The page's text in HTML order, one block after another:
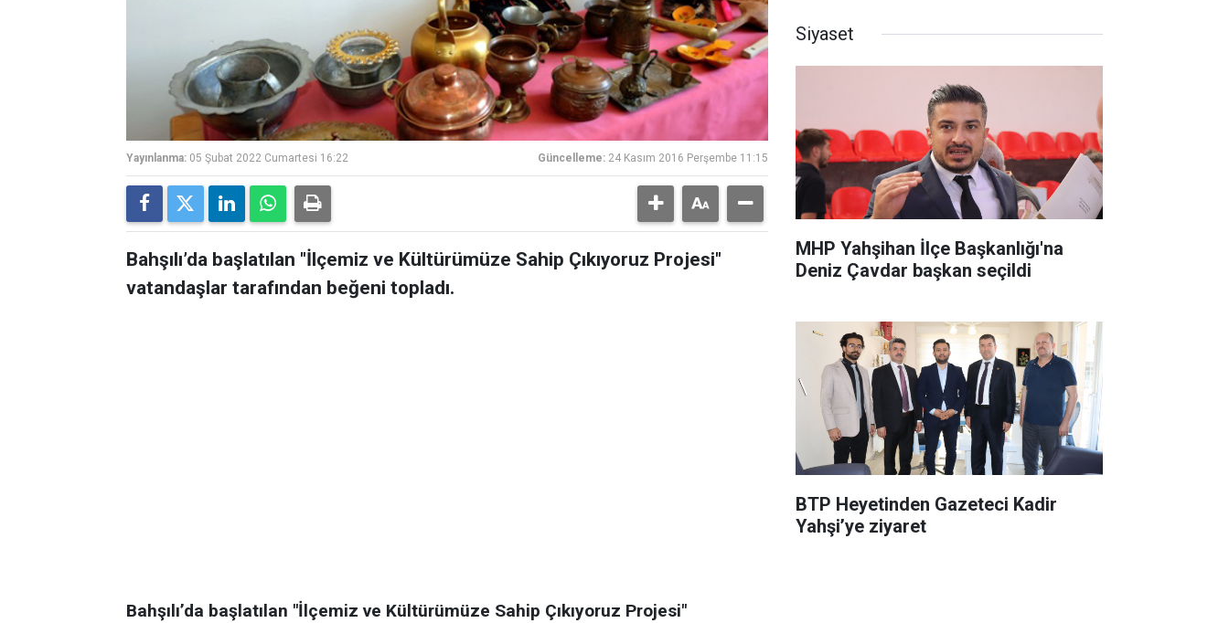
Yayınlanma: 05 Şubat 2022 Cumartesi 16:22 Güncelleme: 24 Kasım 2016 Perşembe 11:15
Bahşılı’da başlatılan "İlçemiz ve Kültürümüze Sahip Çıkıyoruz Projesi"
vatandaşlar tarafından beğeni topladı.
Bahşılı’da başlatılan "İlçemiz ve Kültürümüze Sahip Çıkıyoruz Projesi"
Siyaset
MHP Yahşihan İlçe Başkanlığı'na
Deniz Çavdar başkan seçildi
BTP Heyetinden Gazeteci Kadir
Yahşi’ye ziyaret